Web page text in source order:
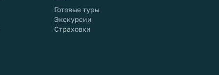
Готовые туры
Экскурсии
Страховки